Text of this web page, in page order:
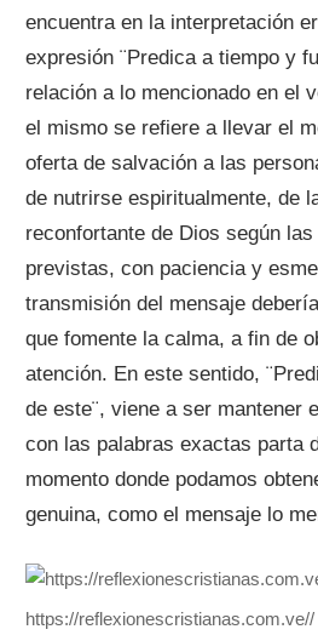
encuentra en la interpretación
expresión ¨Predica a tiempo y
relación a lo mencionado en el
el mismo se refiere a llevar el
oferta de salvación a las
de nutrirse espiritualmente, de
reconfortante de Dios según
previstas, con paciencia y
transmisión del mensaje
que fomente la calma, a fin de
atención. En este sentido,
de este¨, viene a ser mantener
con las palabras exactas parta
momento donde podamos
genuina, como el mensaje lo
https://reflexionescristianas.com.ve//